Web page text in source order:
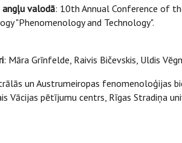
angļu valodā: 10th Annual Conference of
"Phenomenology and Technology".
: Māra Grīnfelde, Raivis Bičevskis, Uldis
un Austrumeiropas fenomenoloģijas
Vācijas pētījumu centrs, Rīgas Stradiņa